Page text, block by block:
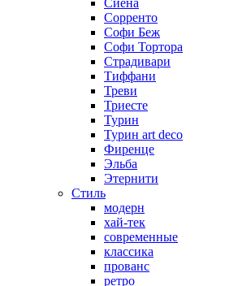
Сиена
Сорренто
Софи Беж
Софи Тортора
Страдивари
Тиффани
Треви
Триесте
Турин
Турин art deco
Фиренце
Эльба
Этернити
Стиль
модерн
хай-тек
современные
классика
прованс
ретро